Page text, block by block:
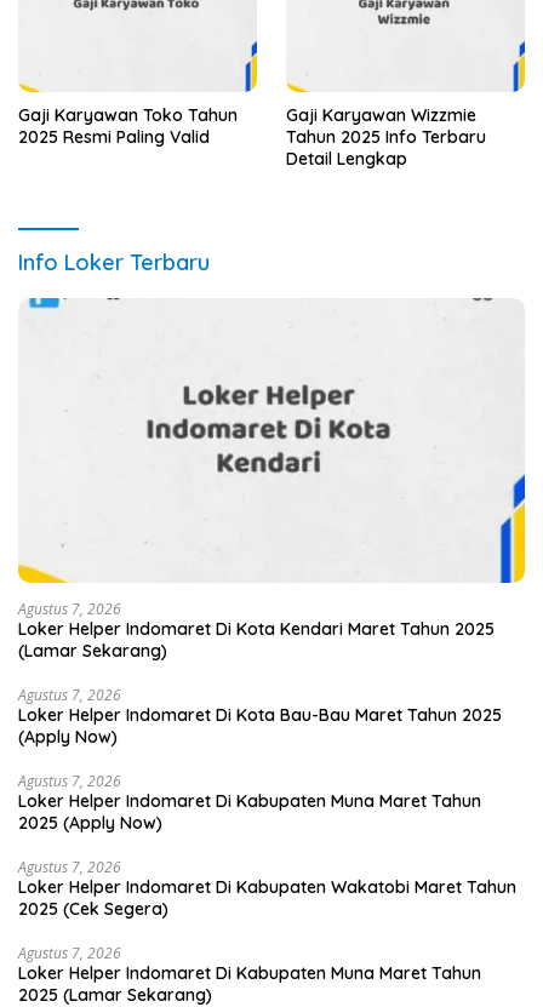
Gaji Karyawan Toko Tahun
2025 Resmi Paling Valid
Gaji Karyawan Wizzmie
Tahun 2025 Info Terbaru
Detail Lengkap
Info Loker Terbaru
Agustus 7, 2026
Loker Helper Indomaret Di Kota Kendari Maret Tahun 2025
(Lamar Sekarang)
Agustus 7, 2026
Loker Helper Indomaret Di Kota Bau-Bau Maret Tahun 2025
(Apply Now)
Agustus 7, 2026
Loker Helper Indomaret Di Kabupaten Muna Maret Tahun
2025 (Apply Now)
Agustus 7, 2026
Loker Helper Indomaret Di Kabupaten Wakatobi Maret Tahun
2025 (Cek Segera)
Agustus 7, 2026
Loker Helper Indomaret Di Kabupaten Muna Maret Tahun
2025 (Lamar Sekarang)